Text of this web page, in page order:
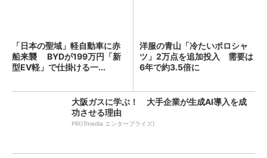
「日本の聖域」軽自動車に赤
船来襲 BYDが199万円「新
型EV軽」で仕掛ける一...
洋服の青山「冷たいポロシャ
ツ」2万点を追加投入 需要は
6年で約3.5倍に
大阪ガスに学ぶ！ 大手企業が生成AI導入を成
功させる理由
PR(ITmedia エンタープライズ)